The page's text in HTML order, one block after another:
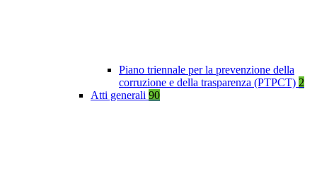
Piano triennale per la prevenzione della
corruzione e della trasparenza (PTPCT) 2
Atti generali 90